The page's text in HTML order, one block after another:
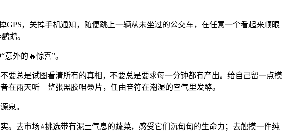
，关掉手机通知，随便跳上一辆从未坐过的公交车，在任意一个看起来顺眼
鹉。
外的🔥惊喜”。
要总是试图看清所有的真相，不要总是要求每一分钟都有产出。给自己留一点模
在雨天听一整张黑胶唱😎片，任由音符在潮湿的空气里发酵。
泉。
。去市场⭐挑选带有泥土气息的蔬菜，感受它们沉甸甸的生命力；去触摸一件纯